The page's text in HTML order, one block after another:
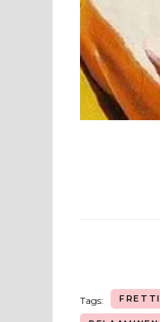
Tags: FRETTI